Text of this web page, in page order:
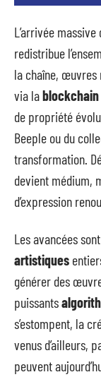
L’arrivée massive
redistribue
la chaîne, œuvres
via lablockchain
de propriété
Beeple ou du
transformation.
devient médium,
d’expression
Les avancées
artistiques
générer des
puissants
s’estompent, la
venus d’ailleurs,
peuvent